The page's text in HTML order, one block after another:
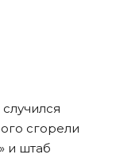
сгорели
и штаб